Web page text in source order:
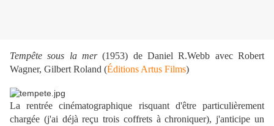
Tempête sous la mer(1953) de Daniel R.Webb avec Robert
Wagner, Gilbert Roland (Éditions Artus Films)
La rentrée cinématographique risquant d'être particulièrement
chargée (j'ai déjà reçu trois coffrets à chroniquer), j'anticipe un